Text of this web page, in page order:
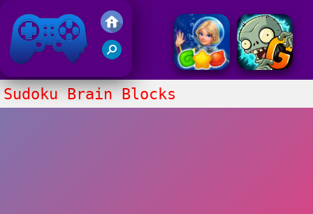
Juegos Friv 2017
Sudoku Brain Blocks